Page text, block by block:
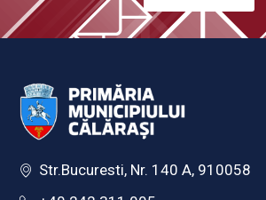
Str.Bucuresti, Nr. 140 A, 910058